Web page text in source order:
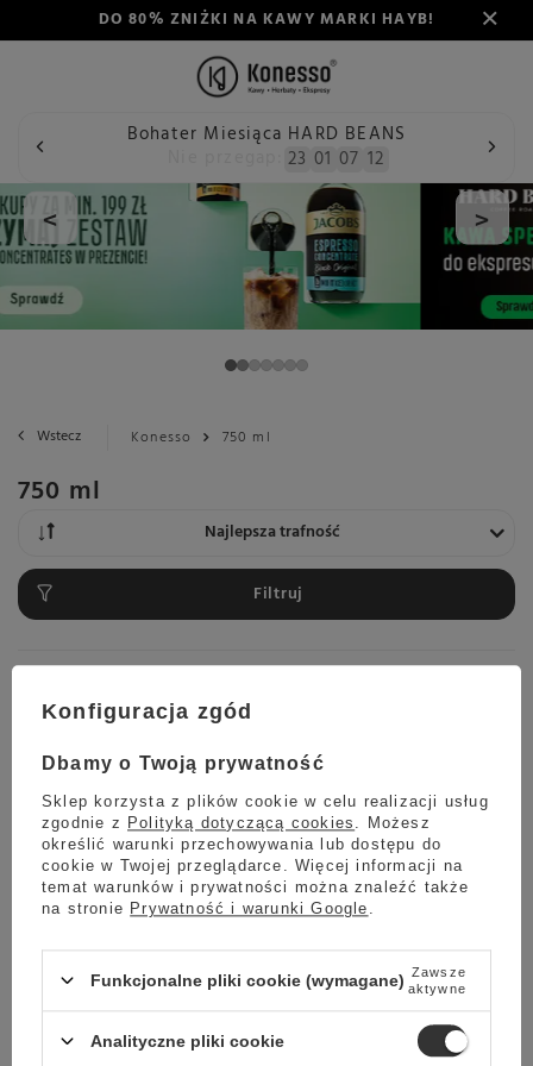
DO 80% ZNIŻKI NA KAWY MARKI HAYB!
Bohater Miesiąca HARD BEANS
23 01 07 12
< >
Wstecz Konesso 750 ml
750 ml
Zmień sortowanie
Najlepsza trafność
Filtruj
Planowana wysyłka
Skontaktuj się z obsługą
sklepu, aby oszacować czas
przygotowania tego produktu
do wysyłki.
Sprawdź cennik
Konfiguracja zgód
Dbamy o Twoją prywatność
Sklep korzysta z plików cookie w celu realizacji usług
zgodnie z Polityką dotyczącą cookies
. Możesz
określić warunki przechowywania lub dostępu do
cookie w Twojej przeglądarce. Więcej informacji na
temat warunków i prywatności można znaleźć także
na stronie Prywatność i warunki Google
Funkcjonalne pliki cookie (wymagane) Zawsze
aktywne
Analityczne pliki cookie